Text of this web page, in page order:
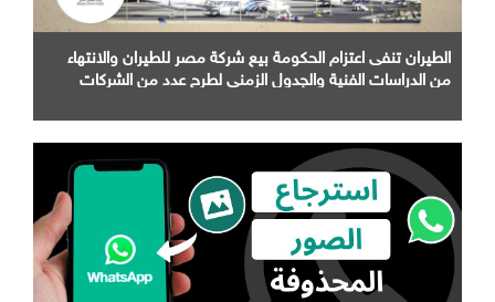
الطيران تنفى اعتزام الحكومة بيع شركة مصر للطيران والانتهاء
من الدراسات الفنية والجدول الزمني لطرح عدد من الشركات